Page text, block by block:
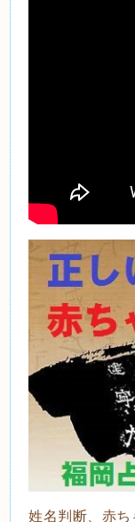
姓名判断、赤